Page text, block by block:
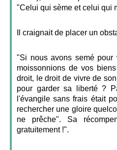
"Celui qui sème et celui qui
Il craignait de placer un
"Si nous avons semé pour
moissonnions de vos
droit, le droit de vivre de
pour garder sa liberté ?
l'évangile sans frais était
rechercher une gloire
ne prêche". Sa
gratuitement !".